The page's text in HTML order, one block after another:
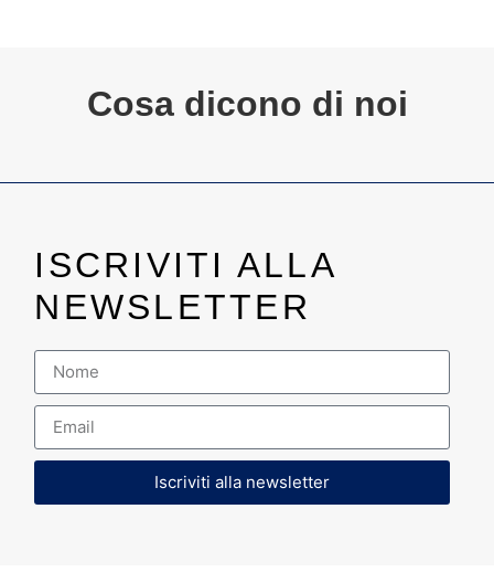
Cosa dicono di noi
ISCRIVITI ALLA
NEWSLETTER
Iscriviti alla newsletter